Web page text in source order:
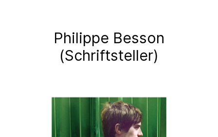
Philippe Besson
(Schriftsteller)